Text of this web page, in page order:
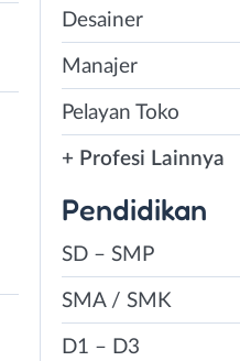
Desainer
Manajer
Pelayan Toko
+ Profesi Lainnya
Pendidikan
SD – SMP
SMA / SMK
D1 – D3